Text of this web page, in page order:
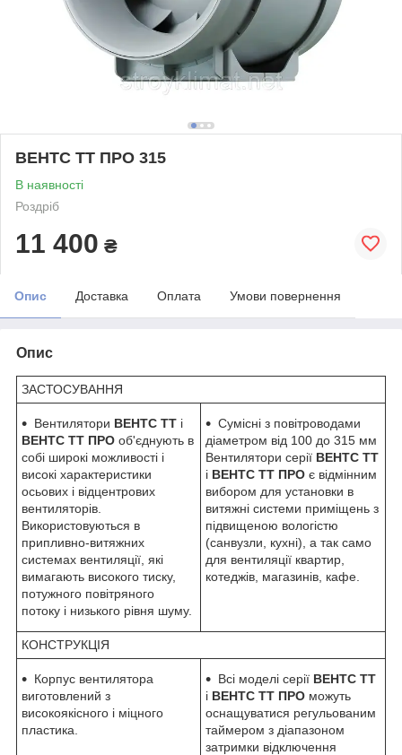
ВЕНТС ТТ ПРО 315
В наявності
Роздріб
11 400 ₴
Опис Доставка Оплата Умови повернення
Опис
ЗАСТОСУВАННЯ
Вентилятори ВЕНТС ТТ і
ВЕНТС ТТ ПРО об'єднують в
собі широкі можливості і
високі характеристики
осьових і відцентрових
вентиляторів.
Використовуються в
припливно-витяжних
системах вентиляції, які
вимагають високого тиску,
потужного повітряного
потоку і низького рівня шуму.
Сумісні з повітроводами
діаметром від 100 до 315 мм
Вентилятори серії ВЕНТС ТТ
і ВЕНТС ТТ ПРО є відмінним
вибором для установки в
витяжні системи приміщень з
підвищеною вологістю
(санвузли, кухні), а так само
для вентиляції квартир,
котеджів, магазинів, кафе.
КОНСТРУКЦІЯ
Корпус вентилятора
виготовлений з
високоякісного і міцного
пластика.
Всі моделі серії ВЕНТС ТТ
і ВЕНТС ТТ ПРО можуть
оснащуватися регульованим
таймером з діапазоном
затримки відключення